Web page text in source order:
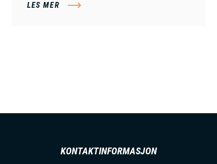
LES MER
KONTAKTINFORMASJON